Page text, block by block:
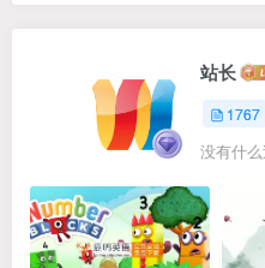
站长
1767
没有什